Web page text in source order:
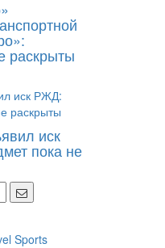
раскрыты
иск
пока не
Sports